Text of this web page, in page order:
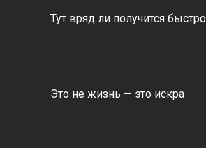
Тут вряд ли получится быстро
Это не жизнь — это искра